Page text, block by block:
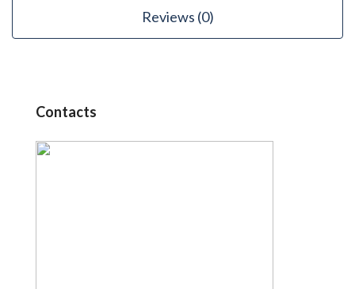
Reviews (0)
Contacts